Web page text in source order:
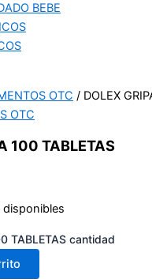
BEBE
OTC / DOLEX
OTC
100 TABLETAS
disponibles
TABLETAS cantidad